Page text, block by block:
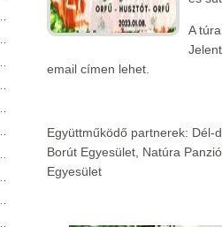
A
email címen lehet.
Együttműködő partnerek: Dél-
Borút Egyesület, Natúra
Egyesület